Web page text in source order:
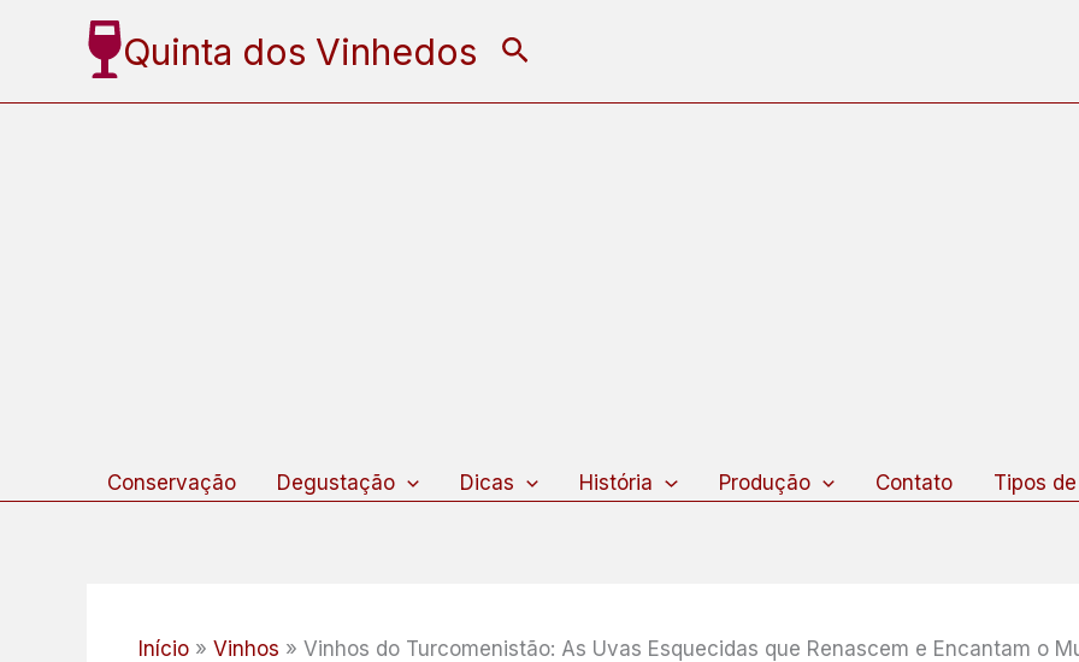
Quinta dos Vinhedos Pesquisar
Conservação Degustação Dicas História Produção Contato Tipos
Início Vinhos Vinhos do Turcomenistão: As Uvas Esquecidas que Renascem e Encantam o